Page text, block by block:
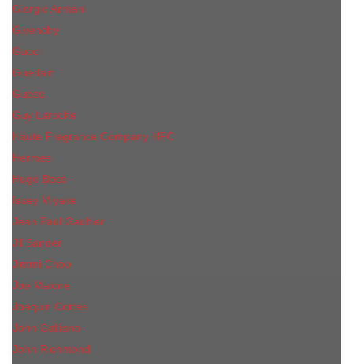
Giorgio Armani
Givenchy
Gucci
Guerlain
Guess
Guy Laroche
Haute Fragrance Company HFC
Hermes
Hugo Boss
Issey Miyake
Jean Paul Gaultier
Jil Sander
Jimmi Choo
Jое Malоnе
Joaquin Cortes
John Galliano
John Richmond